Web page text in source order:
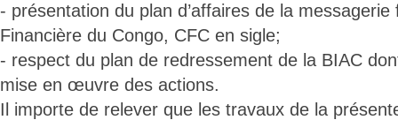
- présentation du plan d’affaires de la
Financière du Congo, CFC en sigle;
- respect du plan de redressement de la BIAC
mise en œuvre des actions.
Il importe de relever que les travaux de la